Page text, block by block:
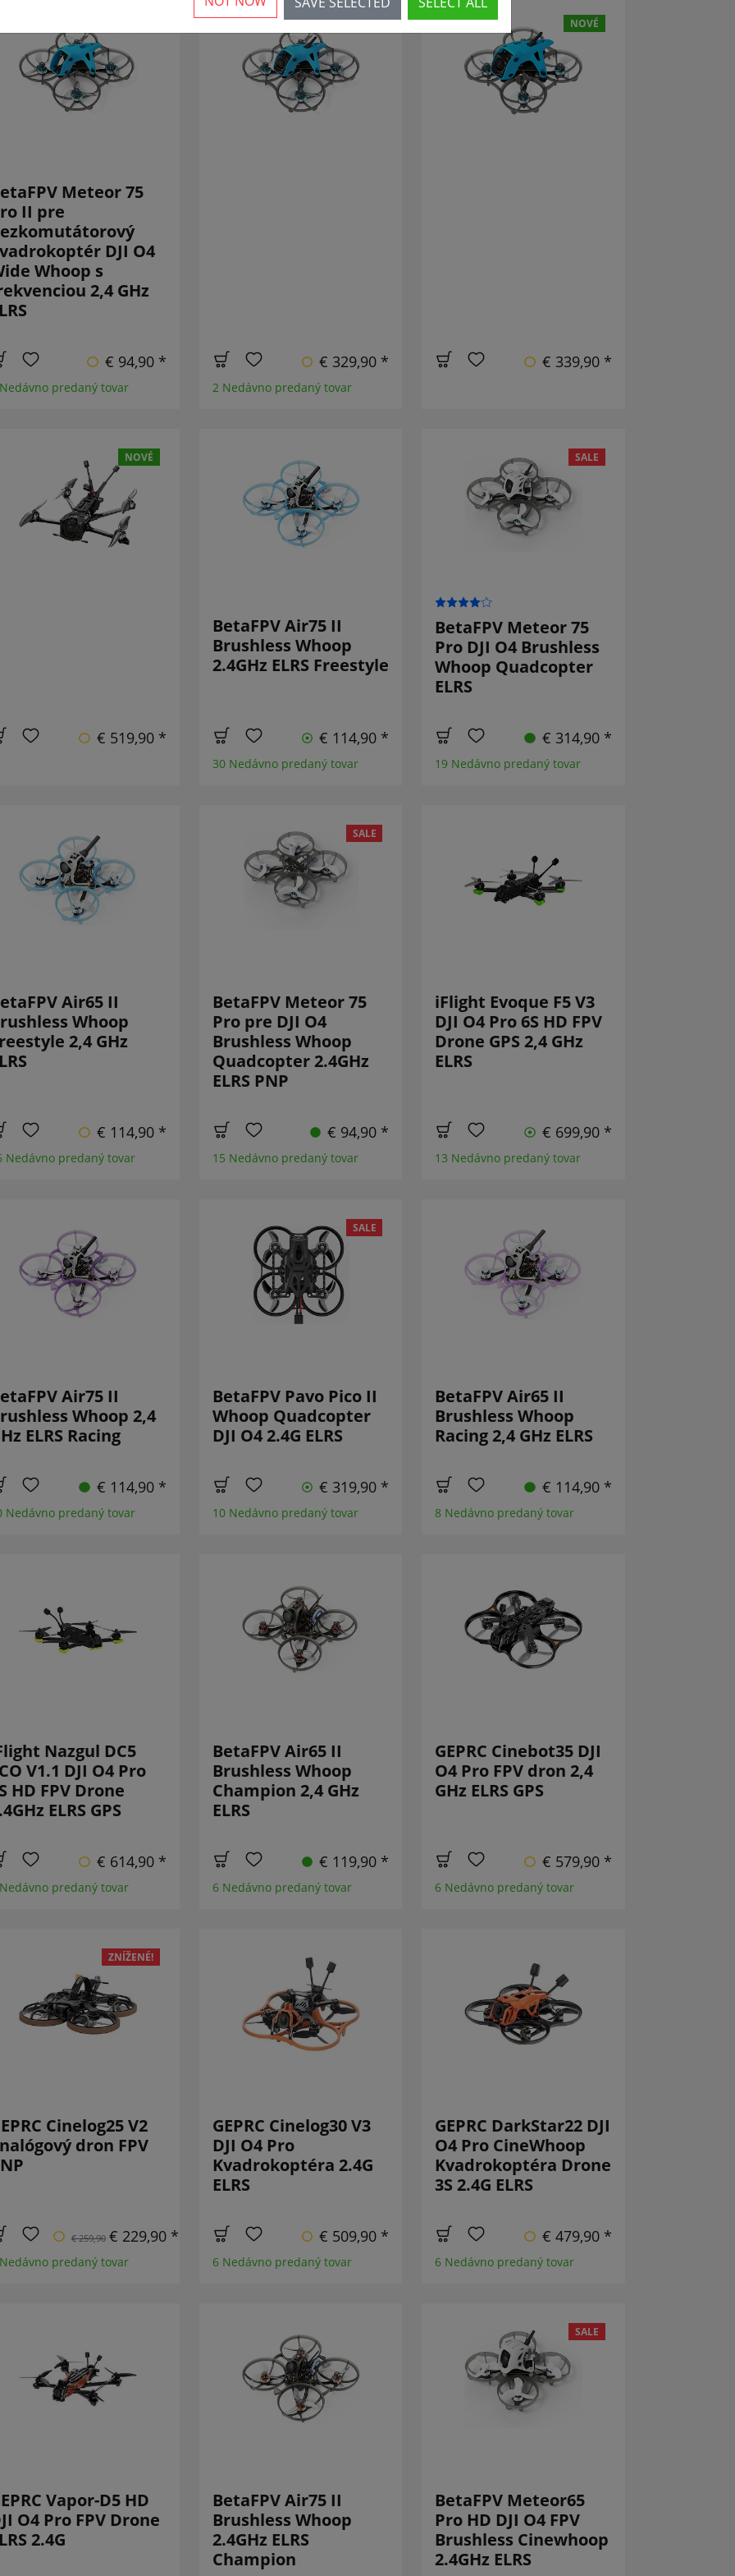
Meteor 75
II pre
DJI O4
Whoop s
2,4 GHz
€ 94,90 *
predaný tovar
NOVÉ
€ 329,90 *
2 Nedávno predaný tovar
NOVÉ
€ 339,90 *
NOVÉ
€ 519,90 *
BetaFPV Air75 II
Brushless Whoop
2.4GHz ELRS Freestyle
€ 114,90 *
30 Nedávno predaný tovar
SALE
BetaFPV Meteor 75
Pro DJI O4 Brushless
Whoop Quadcopter
ELRS
€ 314,90 *
19 Nedávno predaný tovar
Air65 II
Whoop
2,4 GHz
€ 114,90 *
Nedávno predaný tovar
SALE
BetaFPV Meteor 75
Pro pre DJI O4
Brushless Whoop
Quadcopter 2.4GHz
ELRS PNP
€ 94,90 *
15 Nedávno predaný tovar
iFlight Evoque F5 V3
DJI O4 Pro 6S HD FPV
Drone GPS 2,4 GHz
ELRS
€ 699,90 *
13 Nedávno predaný tovar
Air75 II
Whoop 2,4
ELRS Racing
€ 114,90 *
Nedávno predaný tovar
SALE
BetaFPV Pavo Pico II
Whoop Quadcopter
DJI O4 2.4G ELRS
€ 319,90 *
10 Nedávno predaný tovar
BetaFPV Air65 II
Brushless Whoop
Racing 2,4 GHz ELRS
€ 114,90 *
8 Nedávno predaný tovar
Nazgul DC5
V1.1 DJI O4 Pro
HD FPV Drone
ELRS GPS
€ 614,90 *
predaný tovar
BetaFPV Air65 II
Brushless Whoop
Champion 2,4 GHz
ELRS
€ 119,90 *
6 Nedávno predaný tovar
GEPRC Cinebot35 DJI
O4 Pro FPV dron 2,4
GHz ELRS GPS
€ 579,90 *
6 Nedávno predaný tovar
ZNÍŽENÉ!
Cinelog25 V2
dron FPV
€ 259,90 € 229,90 *
predaný tovar
GEPRC Cinelog30 V3
DJI O4 Pro
Kvadrokoptéra 2.4G
ELRS
€ 509,90 *
6 Nedávno predaný tovar
GEPRC DarkStar22 DJI
O4 Pro CineWhoop
Kvadrokoptéra Drone
3S 2.4G ELRS
€ 479,90 *
6 Nedávno predaný tovar
Vapor-D5 HD
O4 Pro FPV Drone
2.4G
BetaFPV Air75 II
Brushless Whoop
2.4GHz ELRS
Champion
SALE
BetaFPV Meteor65
Pro HD DJI O4 FPV
Brushless Cinewhoop
2.4GHz ELRS